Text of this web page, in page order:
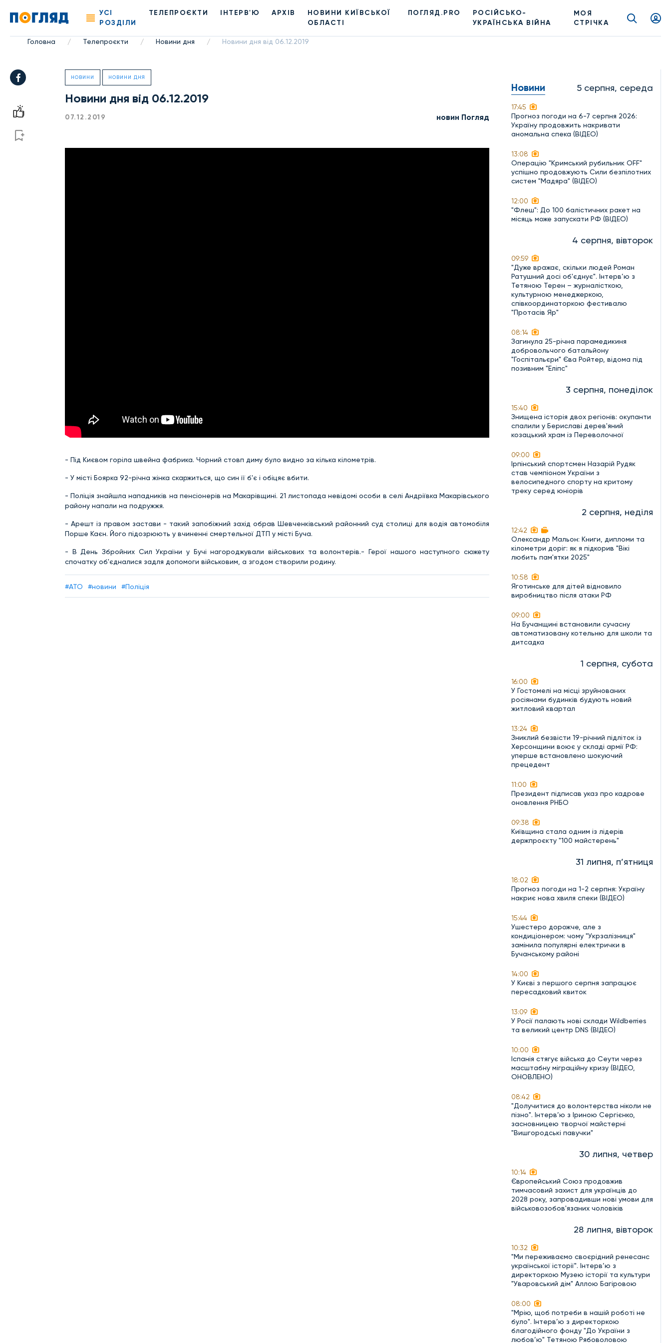
УСІ
РОЗДІЛИ
ТЕЛЕПРОЄКТИ ІНТЕРВ'Ю АРХІВ
НОВИНИ КИЇВСЬКОЇ
ОБЛАСТІ
ПОГЛЯД.PRO
РОСІЙСЬКО-
УКРАЇНСЬКА ВІЙНА
МОЯ
СТРІЧКА
Головна / Телепроєкти / Новини дня / Новини дня від 06.12.2019
НОВИНИ НОВИНИ ДНЯ
Новини дня від 06.12.2019
07.12.2019 новин Погляд
- Під Києвом горіла швейна фабрика. Чорний стовп диму було видно за кілька кілометрів.
- У місті Боярка 92-річна жінка скаржиться, що син її б'є і обіцяє вбити.
- Поліція знайшла нападників на пенсіонерів на Макарівщині. 21 листопада невідомі особи в селі Андріївка Макарівського
району напали на подружжя.
- Арешт із правом застави - такий запобіжний захід обрав Шевченківський районний суд столиці для водія автомобіля
Порше Каєн. Його підозрюють у вчиненні смертельної ДТП у місті Буча.
- В День Збройних Сил України у Бучі нагороджували військових та волонтерів.- Герої нашого наступного сюжету
спочатку об'єдналися задля допомоги військовим, а згодом створили родину.
#АТО #новини #Поліція
Новини 5 серпня, середа
17:45
Прогноз погоди на 6-7 серпня 2026:
Україну продовжить накривати
аномальна спека (ВІДЕО)
13:08
Операцію "Кримський рубильник OFF"
успішно продовжують Сили безпілотних
систем "Мадяра" (ВІДЕО)
12:00
"Флеш": До 100 балістичних ракет на
місяць може запускати РФ (ВІДЕО)
4 серпня, вівторок
09:59
"Дуже вражає, скільки людей Роман
Ратушний досі об'єднує". Інтерв’ю з
Тетяною Терен – журналісткою,
культурною менеджеркою,
співкоординаторкою фестивалю
"Протасів Яр"
08:14
Загинула 25-річна парамедикиня
добровольчого батальйону
"Госпітальєри" Єва Ройтер, відома під
позивним "Еліпс"
3 серпня, понеділок
15:40
Знищена історія двох регіонів: окупанти
спалили у Бериславі дерев'яний
козацький храм із Переволочної
09:00
Ірпінський спортсмен Назарій Рудяк
став чемпіоном України з
велосипедного спорту на критому
треку серед юніорів
2 серпня, неділя
12:42
Олександр Мальон: Книги, дипломи та
кілометри доріг: як я підкорив "Вікі
любить пам'ятки 2025"
10:58
Яготинське для дітей відновило
виробництво після атаки РФ
09:00
На Бучанщині встановили сучасну
автоматизовану котельню для школи та
дитсадка
1 серпня, субота
16:00
У Гостомелі на місці зруйнованих
росіянами будинків будують новий
житловий квартал
13:24
Зниклий безвісти 19-річний підліток із
Херсонщини воює у складі армії РФ:
уперше встановлено шокуючий
прецедент
11:00
Президент підписав указ про кадрове
оновлення РНБО
09:38
Київщина стала одним із лідерів
держпроєкту "100 майстерень"
31 липня, п’ятниця
18:02
Прогноз погоди на 1-2 серпня: Україну
накриє нова хвиля спеки (ВІДЕО)
15:44
Ушестеро дорожче, але з
кондиціонером: чому "Укрзалізниця"
замінила популярні електрички в
Бучанському районі
14:00
У Києві з першого серпня запрацює
пересадковий квиток
13:09
У Росії палають нові склади Wildberries
та великий центр DNS (ВІДЕО)
10:00
Іспанія стягує війська до Сеути через
масштабну міграційну кризу (ВІДЕО,
ОНОВЛЕНО)
08:42
"Долучитися до волонтерства ніколи не
пізно". Інтерв’ю з Іриною Сергієнко,
засновницею творчої майстерні
"Вишгородські павучки"
30 липня, четвер
10:14
Європейський Союз продовжив
тимчасовий захист для українців до
2028 року, запровадивши нові умови для
військовозобов'язаних чоловіків
28 липня, вівторок
10:32
"Ми переживаємо своєрідний ренесанс
української історії". Інтерв’ю з
директоркою Музею історії та культури
"Уваровський дім" Аллою Багіровою
08:00
"Мрію, щоб потреби в нашій роботі не
було". Інтерв’ю з директоркою
благодійного фонду "До України з
любов’ю" Тетяною Рябоволовою